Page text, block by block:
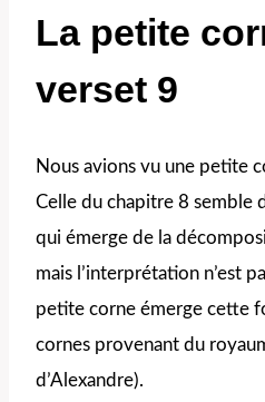
La petite
verset 9
Nous avions vu une petite
Celle du chapitre 8 semble
qui émerge de la
mais l’interprétation n’est
petite corne émerge cette
cornes provenant du
d’Alexandre).